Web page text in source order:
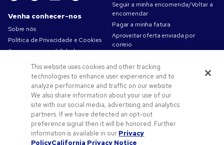
Venha conhecer-nos
Sobre nós
Política de Privacidade e Cookies
A nossa responsabilidade
Condições de utilização
Termos de venda
Carreiras na Pens.com
Ofertas e recursos
Produtos promocionais
Códigos promocionais e cupões
Dicas de arte
Seguir a minha encomenda/Voltar a
encomendar
Pagar a minha fatura
Aproveitar oferta enviada por
correio
Contacte-nos
This website uses cookies and other tracking
technologies to enhance user experience and to
analyze performance and traffic on our website.
We also share information about your use of our
site with our social media, advertising and analytics
partners. If we have detected an opt-out
preference signal then it will be honored. Further
information is available in our Privacy
PolicyCalifornia Privacy Notice